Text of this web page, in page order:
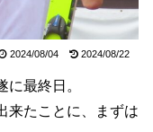
2024/08/04 2024/08/22
最終日。
来たことに、まずは